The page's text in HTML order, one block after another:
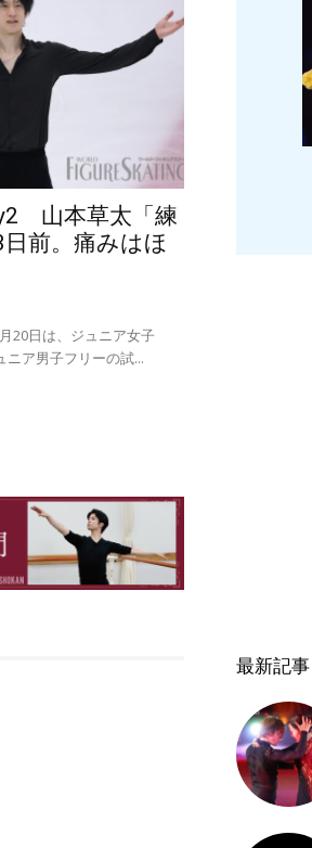
山本草太「練
前。痛みはほ
20日は、ジュニア女子
ニア男子フリーの試...
最新記事